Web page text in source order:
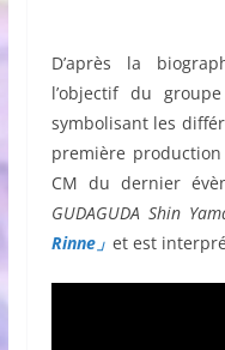
D’après la
l’objectif du
symbolisant les
première
CM du dernier
GUDAGUDA Shin
Rinne」 et est